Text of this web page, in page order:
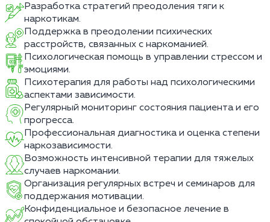
Разработка стратегий преодоления тяги к
наркотикам.
Поддержка в преодолении психических
расстройств, связанных с наркоманией.
Психологическая помощь в управлении стрессом и
эмоциями.
Психотерапия для работы над психологическими
аспектами зависимости.
Регулярный мониторинг состояния пациента и его
прогресса.
Профессиональная диагностика и оценка степени
наркозависимости.
Возможность интенсивной терапии для тяжелых
случаев наркомании.
Организация регулярных встреч и семинаров для
поддержания мотивации.
Конфиденциальное и безопасное лечение в